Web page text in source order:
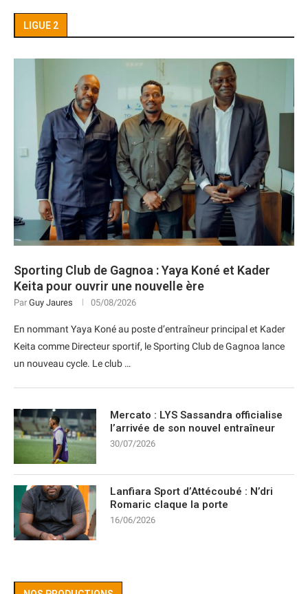
LIGUE 2
Sporting Club de Gagnoa : Yaya Koné et Kader
Keita pour ouvrir une nouvelle ère
Par Guy Jaures 05/08/2026
En nommant Yaya Koné au poste d’entraîneur principal et Kader
Keita comme Directeur sportif, le Sporting Club de Gagnoa lance
un nouveau cycle. Le club …
Mercato : LYS Sassandra officialise
l’arrivée de son nouvel entraîneur
30/07/2026
Lanfiara Sport d’Attécoubé : N’dri
Romaric claque la porte
16/06/2026